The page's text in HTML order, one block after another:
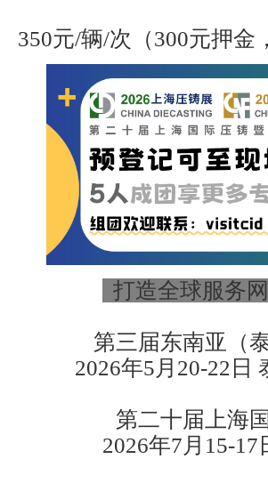
350元/辆/次（300元押金
打造全球服务
第三届东南亚（
2026年5月20-22日
第二十届上海
2026年7月15-